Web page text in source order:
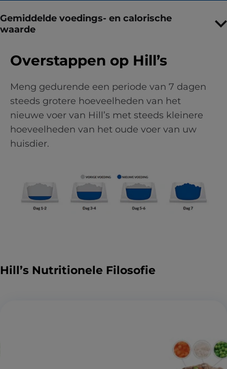
Gemiddelde voedings- en calorische
waarde
Overstappen op Hill’s
Meng gedurende een periode van 7 dagen
steeds grotere hoeveelheden van het
nieuwe voer van Hill’s met steeds kleinere
hoeveelheden van het oude voer van uw
huisdier.
Hill’s Nutritionele Filosofie